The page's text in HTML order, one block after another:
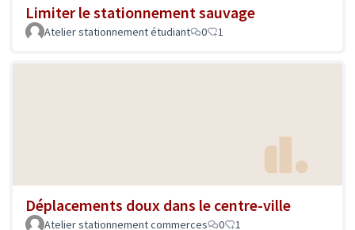
Limiter le stationnement sauvage
Atelier stationnement étudiant 0 1
Déplacements doux dans le centre-ville
Atelier stationnement commerces 0 1